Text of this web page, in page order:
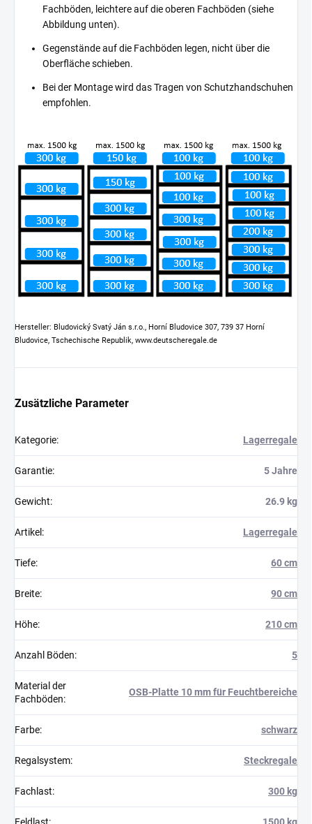
Fachböden, leichtere auf die oberen Fachböden (siehe
Abbildung unten).
Gegenstände auf die Fachböden legen, nicht über die
Oberfläche schieben.
Bei der Montage wird das Tragen von Schutzhandschuhen
empfohlen.
Hersteller: Bludovický Svatý Ján s.r.o., Horní Bludovice 307, 739 37 Horní
Bludovice, Tschechische Republik, www.deutscheregale.de
Zusätzliche Parameter
Kategorie: Lagerregale
Garantie: 5 Jahre
Gewicht: 26.9 kg
Artikel : Lagerregale
Tiefe: 60 cm
Breite: 90 cm
Höhe: 210 cm
Anzahl Böden: 5
Material der
Fachböden:
OSB-Platte 10 mm für Feuchtbereiche
Farbe: schwarz
Regalsystem: Steckregale
Fachlast: 300 kg